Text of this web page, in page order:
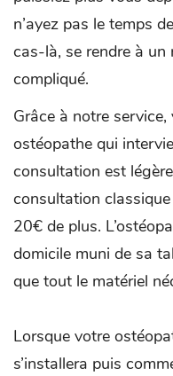
n’ayez pas le temps
cas-là, se rendre à un
compliqué.
Grâce à notre service,
ostéopathe qui
consultation est
consultation
20€ de plus.
domicile muni de sa
que tout le matériel
Lorsque votre
s’installera puis